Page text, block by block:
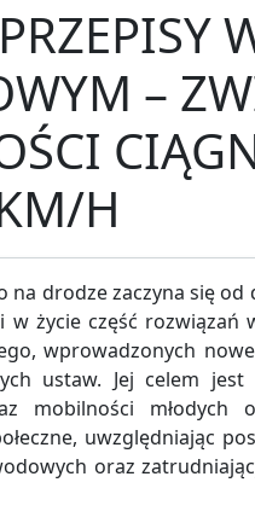
–
H
na drodze zaczyna się
w życie część
wprowadzonych
ustaw. Jej celem
mobilności młodych
uwzględniając
oraz